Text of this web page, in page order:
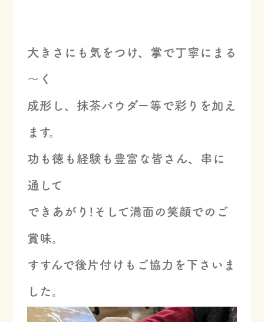
大きさにも気をつけ、掌で丁寧にまる
～く
成形し、抹茶パウダー等で彩りを加え
ます。
功も徳も経験も豊富な皆さん、串に
通して
できあがり!そして満面の笑顔でのご
賞味。
すすんで後片付けもご協力を下さいま
した。